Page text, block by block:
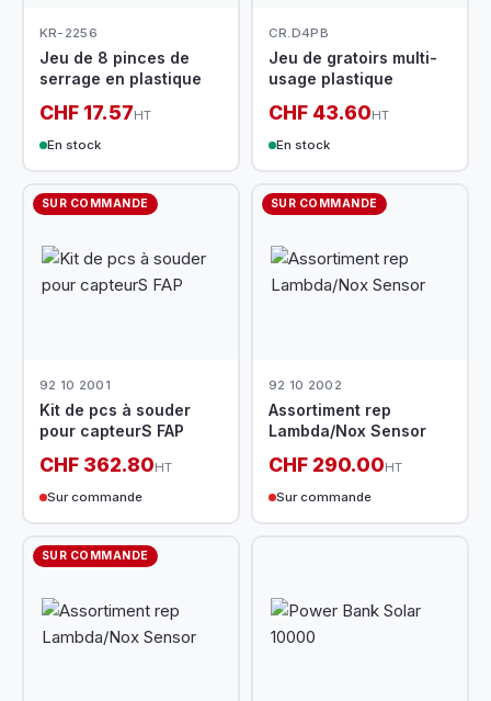
KR-2256
Jeu de 8 pinces de
serrage en plastique
CHF 17.57HT
En stock
CR.D4PB
Jeu de gratoirs multi-
usage plastique
CHF 43.60HT
En stock
SUR COMMANDE
92 10 2001
Kit de pcs à souder
pour capteurS FAP
CHF 362.80HT
Sur commande
SUR COMMANDE
92 10 2002
Assortiment rep
Lambda/Nox Sensor
CHF 290.00HT
Sur commande
SUR COMMANDE